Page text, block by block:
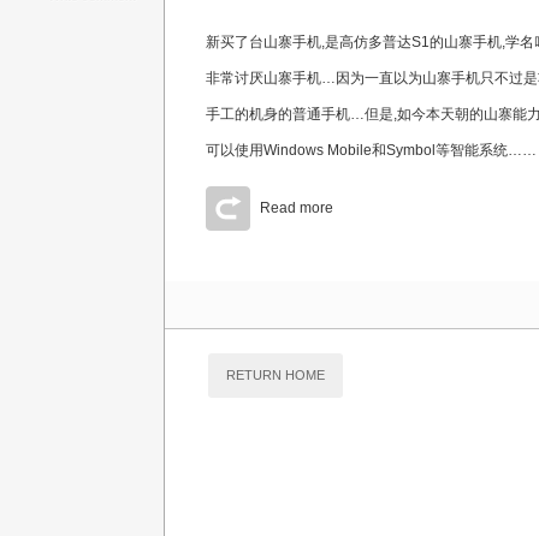
新买了台山寨手机,是高仿多普达S1的山寨手机,学
非常讨厌山寨手机…因为一直以为山寨手机只不过
手工的机身的普通手机…但是,如今本天朝的山寨能
可以使用Windows Mobile和Symbol等智能系统……
Read more
RETURN HOME